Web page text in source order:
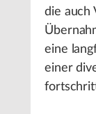
die auch
eine
einer